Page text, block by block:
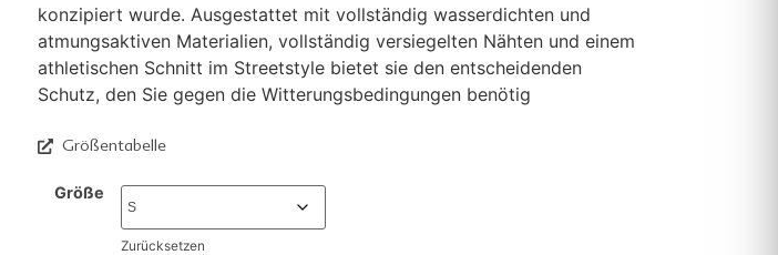
konzipiert wurde. Ausgestattet mit vollständig wasserdichten und
atmungsaktiven Materialien, vollständig versiegelten Nähten und einem
athletischen Schnitt im Streetstyle bietet sie den entscheidenden
Schutz, den Sie gegen die Witterungsbedingungen benötig
Größentabelle
Größe
Zurücksetzen